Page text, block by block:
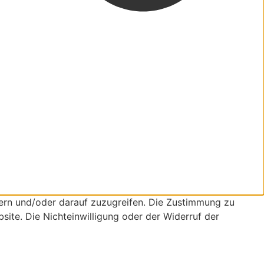
und/oder darauf zuzugreifen. Die Zustimmung zu
Die Nichteinwilligung oder der Widerruf der